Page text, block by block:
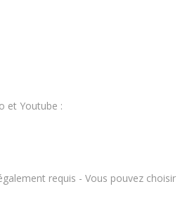
et Youtube :
requis - Vous pouvez choisir